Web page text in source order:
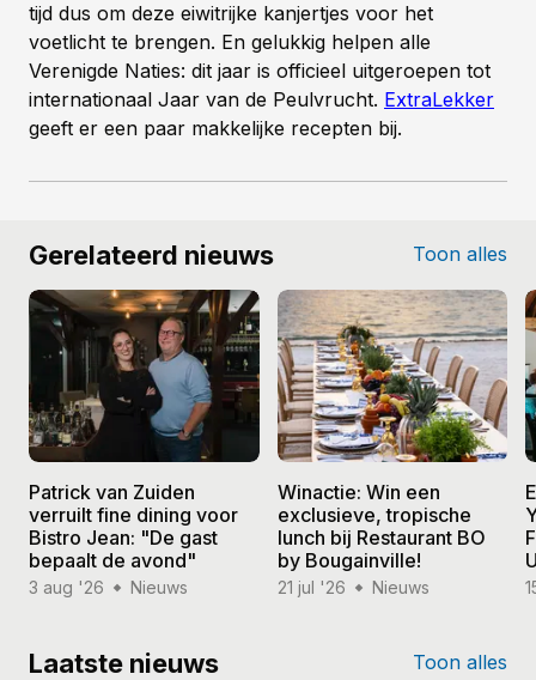
tijd dus om deze eiwitrijke kanjertjes voor het
voetlicht te brengen. En gelukkig helpen alle
Verenigde Naties: dit jaar is officieel uitgeroepen tot
internationaal Jaar van de Peulvrucht. ExtraLekker
geeft er een paar makkelijke recepten bij.
Gerelateerd nieuws Toon alles
Patrick van Zuiden
verruilt fine dining voor
Bistro Jean: "De gast
bepaalt de avond"
3 aug '26 Nieuws
Winactie: Win een
exclusieve, tropische
lunch bij Restaurant BO
by Bougainville!
21 jul '26 Nieuws
Laatste nieuws Toon alles